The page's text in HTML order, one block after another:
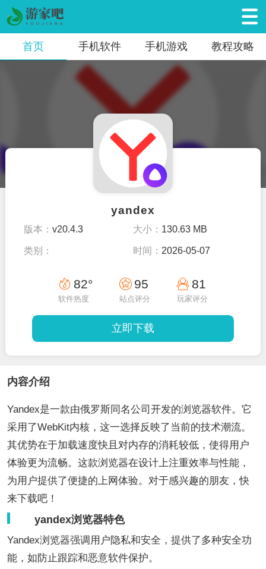
首页 手机软件 手机游戏 教程攻略
yandex
版本：v20.4.3 大小： 130.63 MB
类别： 时间： 2026-05-07
82°
软件热度
95
站点评分
81
玩家评分
立即下载
内容介绍
Yandex是一款由俄罗斯同名公司开发的浏览器软件。它
采用了WebKit内核，这一选择反映了当前的技术潮流。
其优势在于加载速度快且对内存的消耗较低，使得用户
体验更为流畅。这款浏览器在设计上注重效率与性能，
为用户提供了便捷的上网体验。对于感兴趣的朋友，快
来下载吧！
yandex浏览器特色
Yandex浏览器强调用户隐私和安全，提供了多种安全功
能，如防止跟踪和恶意软件保护。